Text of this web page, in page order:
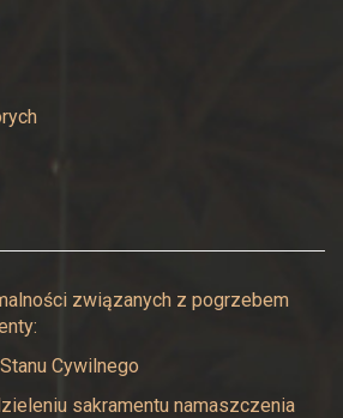
związanych z pogrzebem
Cywilnego
sakramentu namaszczenia